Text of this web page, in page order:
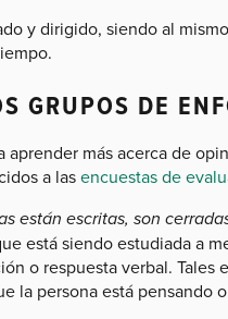
y dirigido, siendo al
GRUPOS DE
aprender más acerca de
a lasencuestas de
están escritas, son
está siendo estudiada a
o respuesta verbal.
la persona está pensando